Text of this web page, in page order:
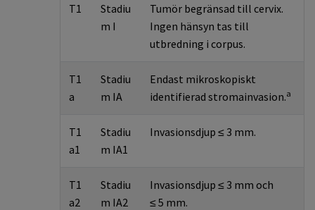
T1
Stadiu
m I
Tumör begränsad till cervix.
Ingen hänsyn tas till
utbredning i corpus.
T1
a
Stadiu
m IA
Endast mikroskopiskt
identifierad stromainvasion.a
T1
a1
Stadiu
m IA1
Invasionsdjup ≤ 3 mm.
T1
a2
Stadiu
m IA2
Invasionsdjup ≤ 3 mm och
≤ 5 mm.